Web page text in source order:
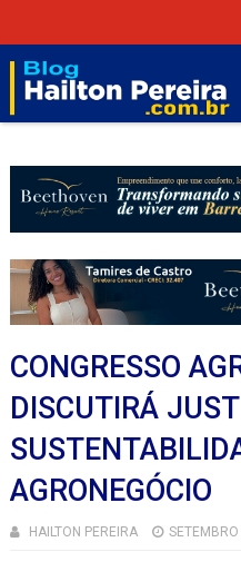
CONGRESSO
DISCUTIRÁ
AGRONEGÓCIO
HAILTON PEREIRA